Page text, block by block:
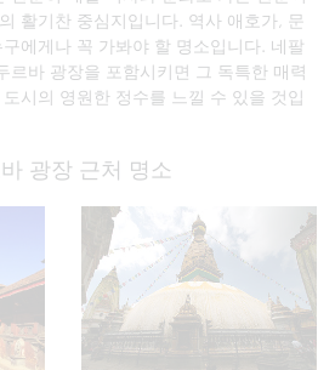
활기찬 중심지입니다. 역사 애호가, 문
에게나 꼭 가봐야 할 명소입니다. 네팔
르바 광장을 포함시키면 그 독특한 매력
시의 영원한 정수를 느낄 수 있을 것입
광장 근처 명소